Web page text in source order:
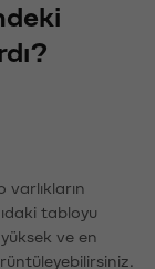
tabloyu
ve en